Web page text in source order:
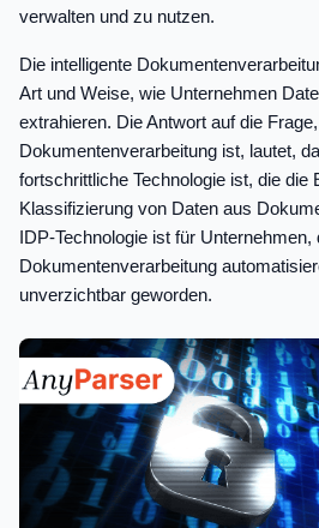
verwalten und zu nutzen.
Die intelligente
Art und Weise, wie Unternehmen
extrahieren. Die Antwort auf die
Dokumentenverarbeitung ist, lautet,
fortschrittliche Technologie ist, die die
Klassifizierung von Daten aus
IDP-Technologie ist für Unternehmen,
Dokumentenverarbeitung
unverzichtbar geworden.